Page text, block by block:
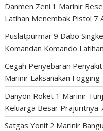
Danmen Zeni 1 Marinir
Latihan Menembak Pistol 7
Puslatpurmar 9 Dabo
Komandan Komando
Cegah Penyebaran
Marinir Laksanakan Fogging
Danyon Roket 1 Marinir
Keluarga Besar Prajuritnya
Satgas Yonif 2 Marinir